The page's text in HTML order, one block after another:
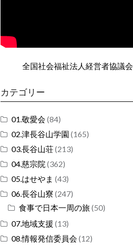
全国社会福祉法人経営者協議会
カテゴリー
01.敬愛会 (84)
02.津長谷山学園 (165)
03.長谷山荘(213)
04.慈宗院 (362)
05.はせやま (43)
06.長谷山寮 (247)
食事で日本一周の旅 (50)
07.地域支援 (13)
08.情報発信委員会 (12)